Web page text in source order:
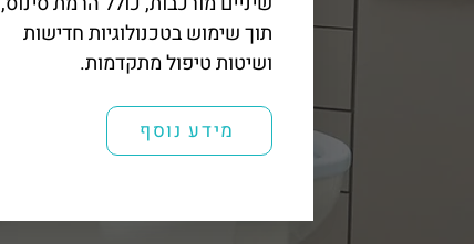
תוך שימוש בטכנולוגיות חדישות
ושיטות טיפול מתקדמות.
מידע נוסף